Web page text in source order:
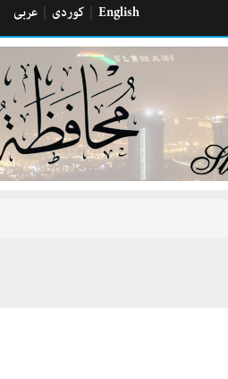
كوردی عربی English